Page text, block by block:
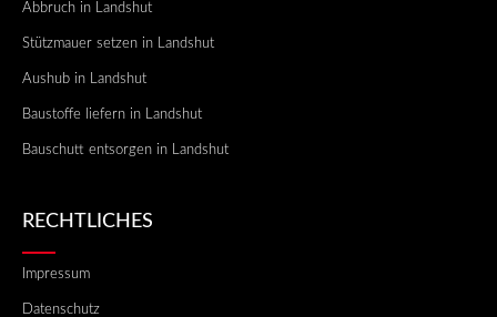
Abbruch in Landshut
Stützmauer setzen in Landshut
Aushub in Landshut
Baustoffe liefern in Landshut
Bauschutt entsorgen in Landshut
RECHTLICHES
Impressum
Datenschutz